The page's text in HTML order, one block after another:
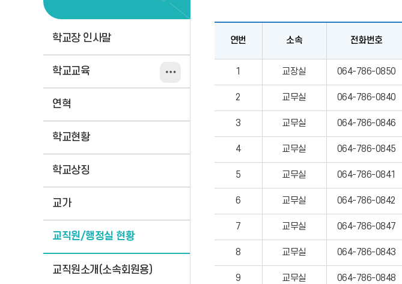
학교장 인사말
학교교육
연혁
학교현황
학교상징
교가
교직원/행정실 현황
교직원소개(소속회원용)
실
황
연번 소속 전화번호
1 교장실 064-786-0850
2 교무실 064-786-0840
3 교무실 064-786-0846
4 교무실 064-786-0845
5 교무실 064-786-0841
6 교무실 064-786-0842
7 교무실 064-786-0847
8 교무실 064-786-0843
9 교무실 064-786-0848